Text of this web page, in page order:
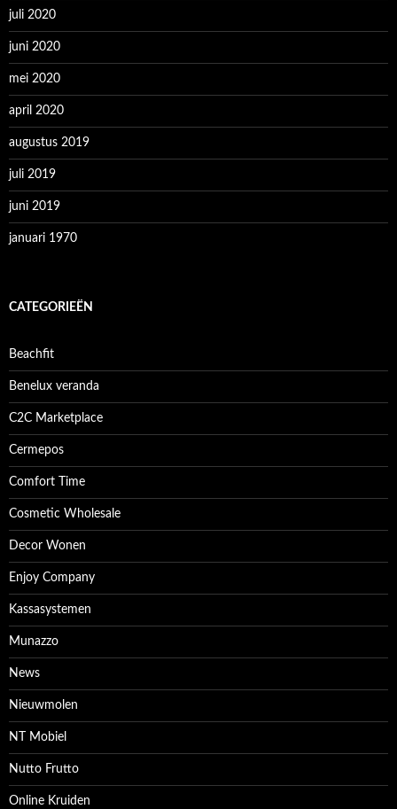
juli 2020
juni 2020
mei 2020
april 2020
augustus 2019
juli 2019
juni 2019
januari 1970
CATEGORIEËN
Beachfit
Benelux veranda
C2C Marketplace
Cermepos
Comfort Time
Cosmetic Wholesale
Decor Wonen
Enjoy Company
Kassasystemen
Munazzo
News
Nieuwmolen
NT Mobiel
Nutto Frutto
Online Kruiden